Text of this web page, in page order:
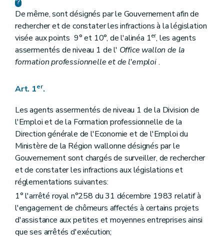
De même, sont désignés par le Gouvernement afin de
rechercher et de constater les infractions à la législation
visée aux points 9° et 10°, de l'alinéa 1er, les agents
assermentés de niveau 1 de l' Office wallon de la
formation professionnelle et de l'emploi.
Art. 1er.
Les agents assermentés de niveau 1 de la Division de
l'Emploi et de la Formation professionnelle de la
Direction générale de l'Economie et de l'Emploi du
Ministère de la Région wallonne désignés par le
Gouvernement sont chargés de surveiller, de rechercher
et de constater les infractions aux législations et
réglementations suivantes:
1° l'arrêté royal n°258 du 31 décembre 1983 relatif à
l'engagement de chômeurs affectés à certains projets
d'assistance aux petites et moyennes entreprises ainsi
que ses arrêtés d'exécution;